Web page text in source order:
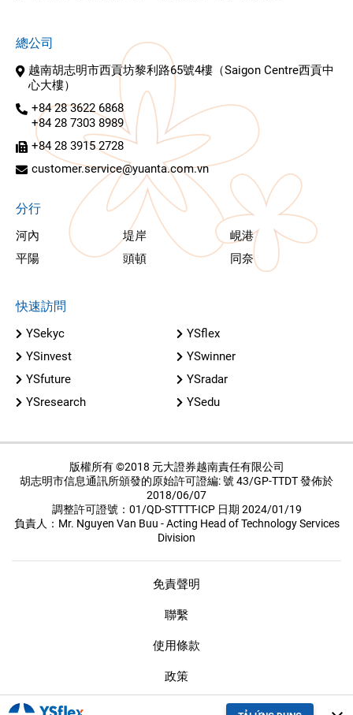
總公司
越南胡志明市西貢坊黎利路65號4樓（Saigon Centre西貢中
心大樓）
+84 28 3622 6868
+84 28 7303 8989
+84 28 3915 2728
customer.service@yuanta.com.vn
分行
河內 堤岸
峴港
平陽
頭頓 同奈
快速訪問
YSekyc
YSflex
YSinvest
YSwinner
YSfuture
YSradar
YSresearch
YSedu
版權所有 ©2018 元大證券越南責任有限公司
胡志明市信息通訊所頒發的原始許可證編: 號 43/GP-TTDT 發佈於
2018/06/07
調整許可證號：01/QD-STTTT-ICP 日期 2024/01/19
負責人：Mr. Nguyen Van Buu - Acting Head of Technology Services
Division
免責聲明
聯繫
使用條款
政策